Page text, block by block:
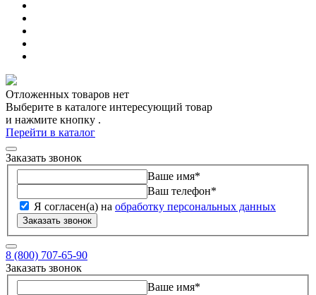
Отложенных товаров нет
Выберите в каталоге интересующий товар
и нажмите кнопку .
Перейти в каталог
Заказать звонок
Ваше имя*
Ваш телефон*
Я согласен(а) на обработку персональных данных
Заказать звонок
8 (800) 707-65-90
Заказать звонок
Ваше имя*